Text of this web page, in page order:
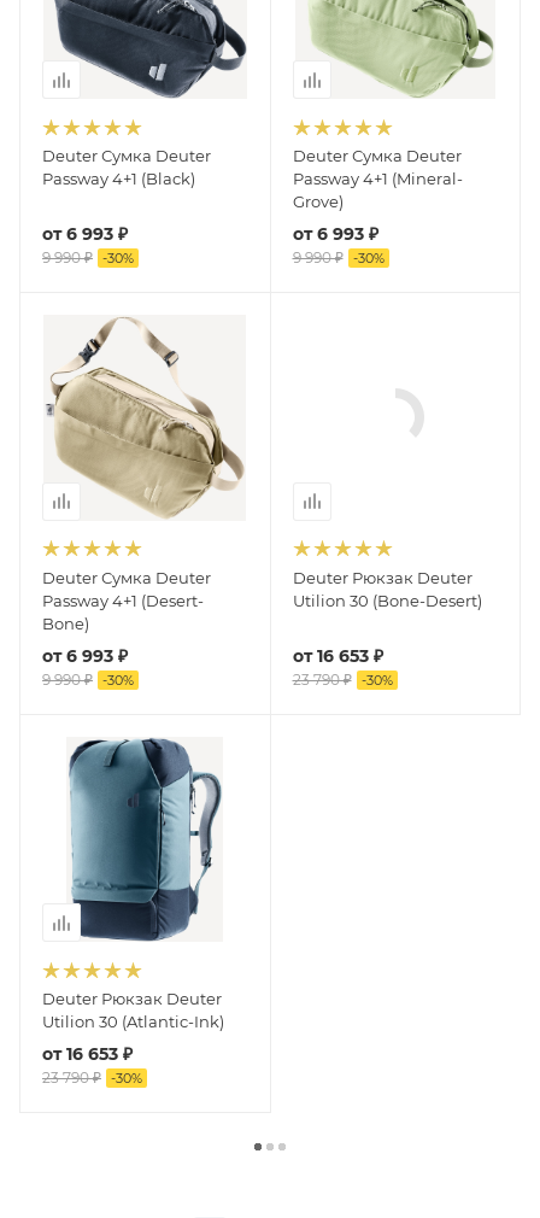
Deuter Сумка Deuter
Passway 4+1 (Black)
от6 993 ₽
9 990 ₽ -30%
Deuter Сумка Deuter
Passway 4+1 (Mineral-
Grove)
от6 993 ₽
9 990 ₽ -30%
Deuter Сумка Deuter
Passway 4+1 (Desert-
Bone)
от6 993 ₽
9 990 ₽ -30%
Deuter Рюкзак Deuter
Utilion 30 (Bone-Desert)
от16 653 ₽
23 790 ₽ -30%
Deuter Рюкзак Deuter
Utilion 30 (Atlantic-Ink)
от16 653 ₽
23 790 ₽ -30%